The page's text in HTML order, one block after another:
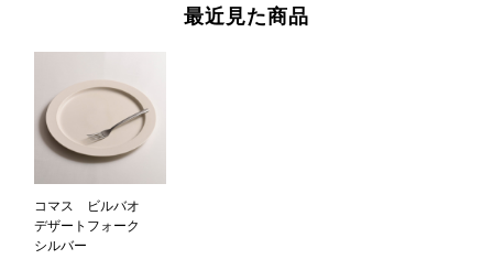
最近見た商品
コマス ビルバオ
デザートフォーク
シルバー